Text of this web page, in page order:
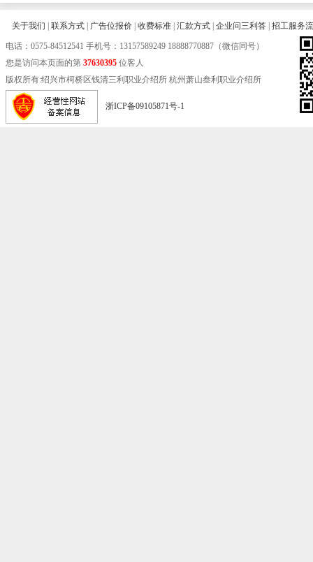
关于我们 联系方式 广告位报价 收费标准 汇款方式 企业问三利答 招工服务
电话： 0575-84512541 手机号：13157589249 18888770887（微信同号）
您是访问本页面的第 37630395 位客人
版权所有:绍兴市柯桥区钱清三利职业介绍所 杭州萧山叁利职业介绍所
浙ICP备09105871号-1